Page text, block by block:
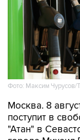
Фото: Максим
Москва. 8
поступит в
"Атан" в